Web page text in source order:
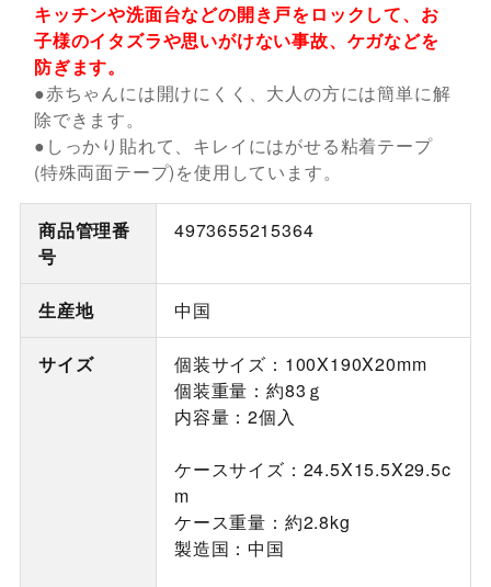
キッチンや洗面台などの開き戸をロックして、お
子様のイタズラや思いがけない事故、ケガなどを
防ぎます。
●赤ちゃんには開けにくく、大人の方には簡単に解
除できます。
●しっかり貼れて、キレイにはがせる粘着テープ
(特殊両面テープ)を使用しています。
商品管理番
号
4973655215364
生産地 中国
サイズ
個装サイズ：100X190X20mm
個装重量：約83ｇ
内容量：2個入
ケースサイズ：24.5X15.5X29.5c
m
ケース重量：約2.8kg
製造国：中国